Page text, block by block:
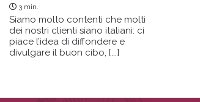
3 min.
Siamo molto contenti che molti
dei nostri clienti siano italiani: ci
piace l’idea di diffondere e
divulgare il buon cibo, [...]